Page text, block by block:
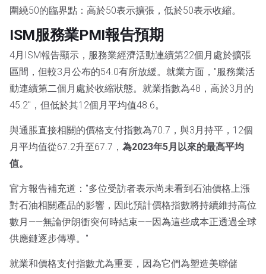
圍繞50的臨界點：高於50表示擴張，低於50表示收縮。
ISM服務業PMI報告預期
4月ISM報告顯示，服務業經濟活動連續第22個月處於擴張
區間，但較3月公布的54.0有所放緩。就業方面，"服務業活
動連續第二個月處於收縮狀態。就業指數為48，高於3月的
45.2"，但低於其12個月平均值48.6。
與通脹直接相關的價格支付指數為70.7，與3月持平，12個
月平均值從67.2升至67.7， 為2023年5月以來的最高平均
值。
官方報告補充道："多位受訪者表示尚未看到石油價格上漲
對石油相關產品的影響，因此預計價格指數將持續維持高位
數月——無論伊朗衝突何時結束——因為這些成本正透過全球
供應鏈逐步傳導。"
就業和價格支付指數尤為重要，因為它們為塑造美聯儲